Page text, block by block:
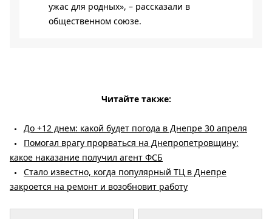
ужас для родных», – рассказали в
общественном союзе.
Читайте также:
До +12 днем: какой будет погода в Днепре 30 апреля
Помогал врагу прорваться на Днепропетровщину:
какое наказание получил агент ФСБ
Стало известно, когда популярный ТЦ в Днепре
закроется на ремонт и возобновит работу